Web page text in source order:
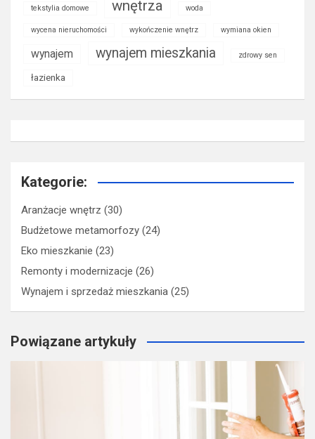
tekstylia domowe wnętrza woda
wycena nieruchomości wykończenie wnętrz wymiana okien
wynajem wynajem mieszkania zdrowy sen
łazienka
Kategorie:
Aranżacje wnętrz (30)
Budżetowe metamorfozy (24)
Eko mieszkanie (23)
Remonty i modernizacje (26)
Wynajem i sprzedaż mieszkania (25)
Powiązane artykuły